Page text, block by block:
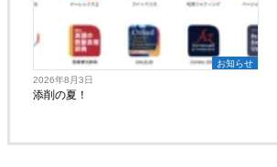
お知らせ
2026年8月3日
添削の夏！